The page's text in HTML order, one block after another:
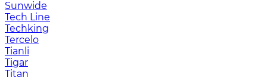
Sunwide
Tech Line
Techking
Tercelo
Tianli
Tigar
Titan